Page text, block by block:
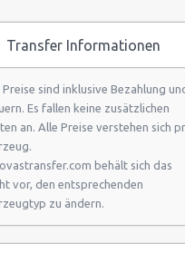
Transfer Informationen
Preise sind inklusive Bezahlung
Es fallen keine zusätzlichen
an. Alle Preise verstehen sich
behält sich das
vor, den entsprechenden
zu ändern.